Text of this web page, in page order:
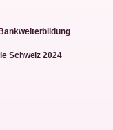
Schweiz 2024